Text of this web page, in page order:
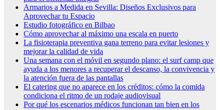
Armarios a Medida en Sevilla: Diseños Exclusivos para
Aprovechar tu Espacio
Estudio fotográfico en Bilbao
Cómo aprovechar al máximo una escala en puerto
La fisioterapia preventiva gana terreno para evitar lesiones y
mejorar la calidad de vida
Una semana con el móvil en segundo plano: el surf camp que
ayuda a los menores a recuperar el descanso, la convivencia y
la atención fuera de las pantallas
El catering que no aparece en los créditos: cómo la comida
condiciona el ritmo de un rodaje audiovisual
Por qué los escenarios médicos funcionan tan bien en los